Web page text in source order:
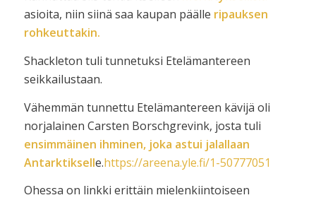
asioita, niin siinä saa kaupan päälle ripauksen
rohkeuttakin.
Shackleton tuli tunnetuksi Etelämantereen
seikkailustaan.
Vähemmän tunnettu Etelämantereen kävijä oli
norjalainen Carsten Borschgrevink, josta tuli
ensimmäinen ihminen, joka astui jalallaan
Antarktikselle.https://areena.yle.fi/1-50777051
Ohessa on linkki erittäin mielenkiintoiseen